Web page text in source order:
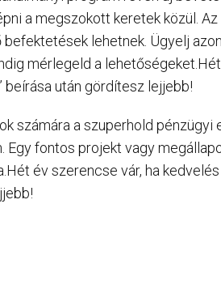
a megszokott keretek közül.
lehetnek. Ügyelj
mérlegeld a
beírása után gördítesz lejjebb!
számára a szuperhold pénzügyi
Egy fontos projekt vagy
év szerencse vár, ha kedvelés